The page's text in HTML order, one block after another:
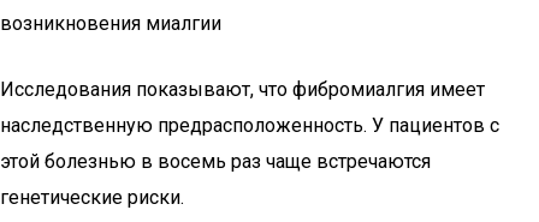
возникновения миалгии
Исследования показывают, что фибромиалгия имеет
наследственную предрасположенность. У пациентов с
этой болезнью в восемь раз чаще встречаются
генетические риски.